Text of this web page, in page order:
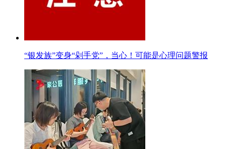
“银发族”变身“剁手党”，当心！可能是心理问题警报